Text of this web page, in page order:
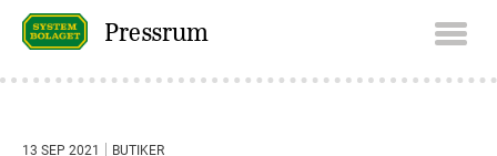
Pressrum
13 SEP 2021 BUTIKER